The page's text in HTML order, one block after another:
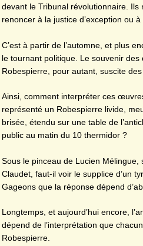
devant le Tribunal révolutionnaire. Ils
renoncer à la justice d’exception ou
C’est à partir de l’automne, et plus
le tournant politique. Le souvenir
Robespierre, pour autant, suscite
Ainsi, comment interpréter ces
représenté un Robespierre livide,
brisée, étendu sur une table de
public au matin du 10 thermidor ?
Sous le pinceau de Lucien
Claudet, faut-il voir le supplice d’un
Gageons que la réponse dépend
Longtemps, et aujourd’hui encore,
dépend de l’interprétation que
Robespierre.